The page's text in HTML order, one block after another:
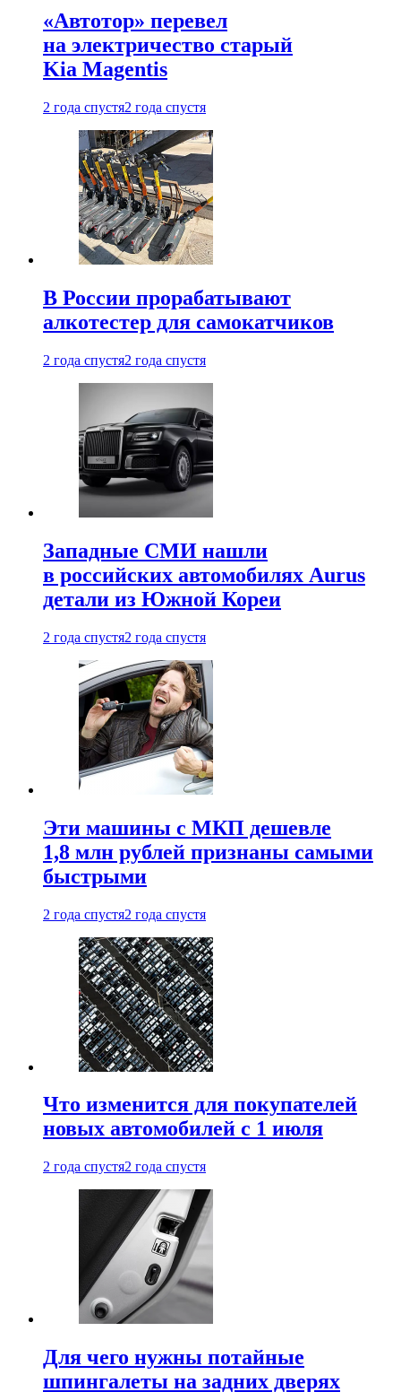
«Автотор» перевел
на электричество старый
Kia Magentis
2 года спустя2 года спустя
В России прорабатывают
алкотестер для самокатчиков
2 года спустя2 года спустя
Западные СМИ нашли
в российских автомобилях Aurus
детали из Южной Кореи
2 года спустя2 года спустя
Эти машины с МКП дешевле
1,8 млн рублей признаны самыми
быстрыми
2 года спустя2 года спустя
Что изменится для покупателей
новых автомобилей с 1 июля
2 года спустя2 года спустя
Для чего нужны потайные
шпингалеты на задних дверях